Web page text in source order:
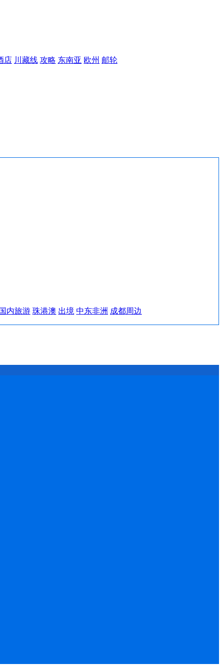
店 川藏线 攻略 东南亚 欧州 邮轮
内旅游 珠港澳 出境 中东非洲 成都周边